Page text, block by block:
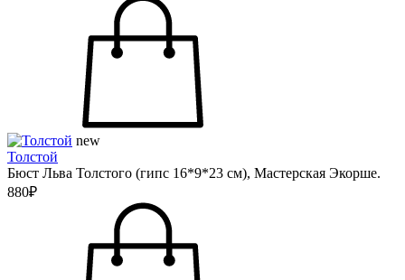
new
Толстой
Бюст Льва Толстого (гипс 16*9*23 см), Мастерская Экорше.
880₽